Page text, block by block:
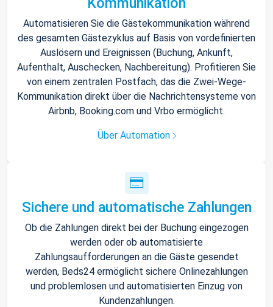
Automatisieren Sie die Gästekommunikation während
des gesamten Gästezyklus auf Basis von vordefinierten
Auslösern und Ereignissen (Buchung, Ankunft,
Aufenthalt, Auschecken, Nachbereitung). Profitieren Sie
von einem zentralen Postfach, das die Zwei-Wege-
Kommunikation direkt über die Nachrichtensysteme von
Airbnb, Booking.com und Vrbo ermöglicht.
Über Automation
Sichere und automatische Zahlungen
Ob die Zahlungen direkt bei der Buchung eingezogen
werden oder ob automatisierte
Zahlungsaufforderungen an die Gäste gesendet
werden, Beds24 ermöglicht sichere Onlinezahlungen
und problemlosen und automatisierten Einzug von
Kundenzahlungen.